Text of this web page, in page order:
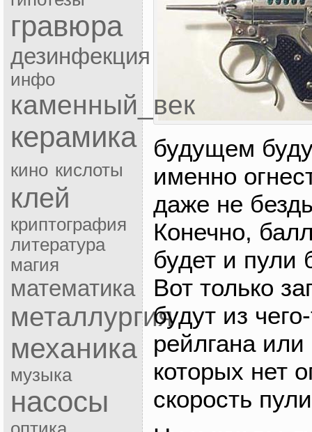
гравюра
дезинфекция
инфо
каменный_век
керамика
кино кислоты
клей
криптография
литература
магия
математика
металлургия
механика
музыка
насосы
будущем
именно
даже не
Конечно,
будет и пули
Вот только
будут из
рейлгана или
которых нет
скорость